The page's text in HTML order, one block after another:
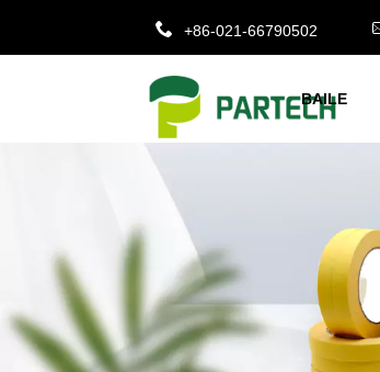
+86-021-66790502
BAILE